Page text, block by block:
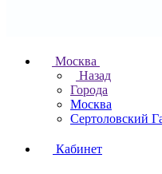
Москва
Назад
Города
Москва
Сертоловский
Кабинет